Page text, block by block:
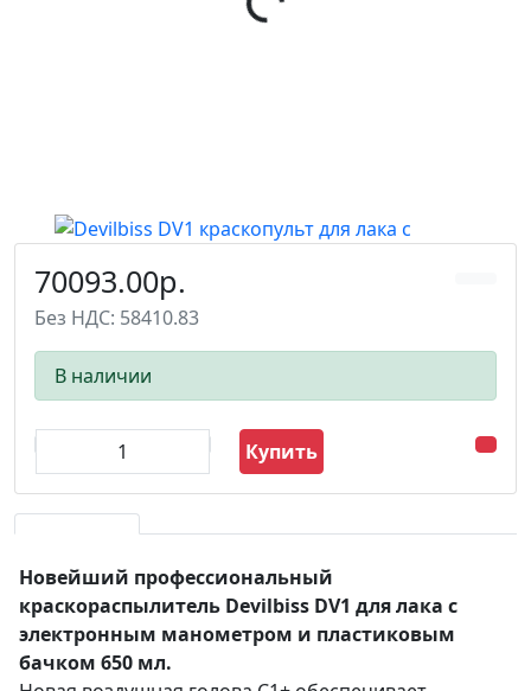
70093.00р.
Без НДС: 58410.83
В наличии
Купить
Новейший профессиональный
краскораспылитель Devilbiss DV1 для лака с
электронным манометром и пластиковым
бачком 650 мл.